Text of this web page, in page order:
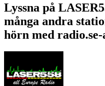
Lyssna på
många andra
hörn med radio.se-